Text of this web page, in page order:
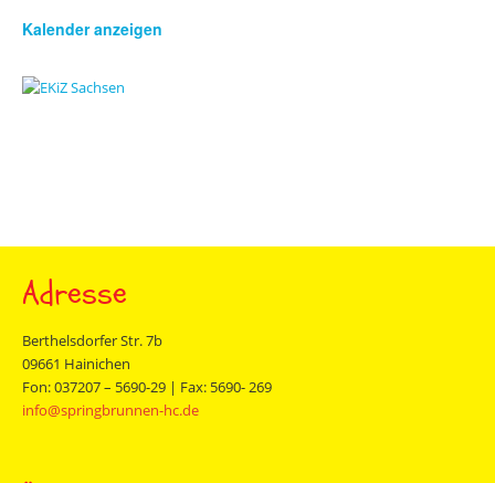
Kalender anzeigen
Adresse
Berthelsdorfer Str. 7b
09661 Hainichen
Fon: 037207 – 5690-29 | Fax: 5690- 269
info@springbrunnen-hc.de